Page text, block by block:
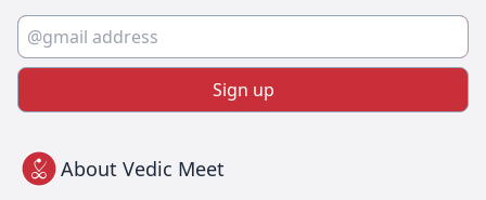
Sign up
About Vedic Meet